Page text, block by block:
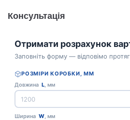
Консультація
Отримати розрахунок
Заповніть форму — відповімо
РОЗМІРИ КОРОБКИ, ММ
Довжина L, мм
Ширина W, мм